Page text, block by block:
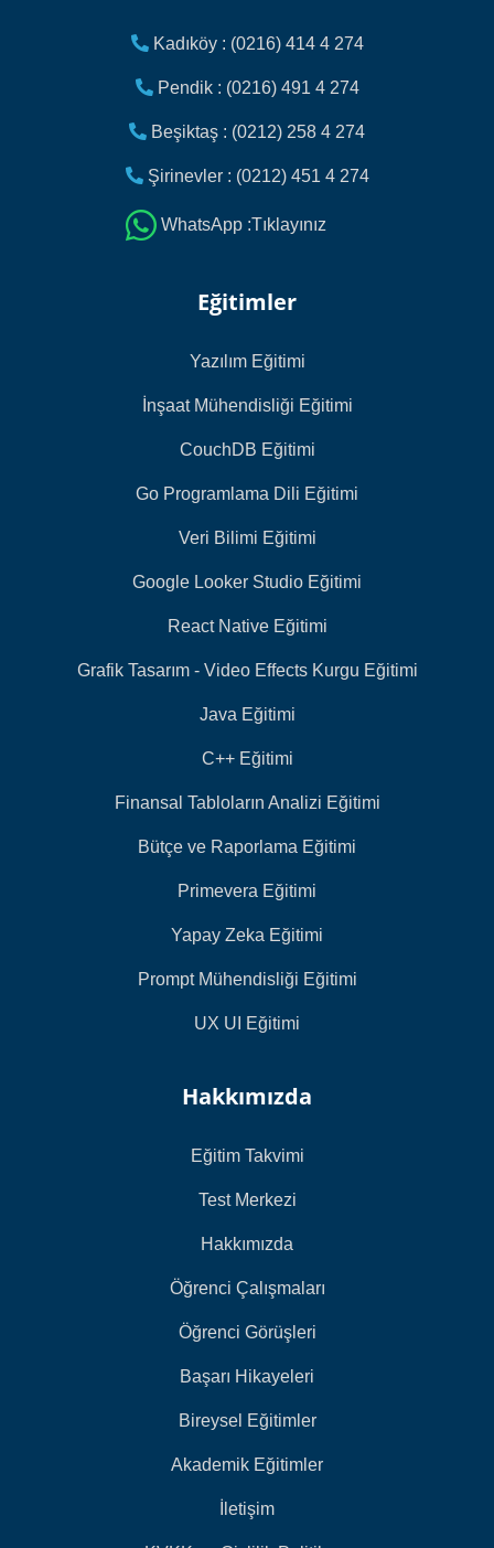
Kadıköy : (0216) 414 4 274
Pendik : (0216) 491 4 274
Beşiktaş : (0212) 258 4 274
Şirinevler : (0212) 451 4 274
WhatsApp :Tıklayınız
Eğitimler
Yazılım Eğitimi
İnşaat Mühendisliği Eğitimi
CouchDB Eğitimi
Go Programlama Dili Eğitimi
Veri Bilimi Eğitimi
Google Looker Studio Eğitimi
React Native Eğitimi
Grafik Tasarım - Video Effects Kurgu Eğitimi
Java Eğitimi
C++ Eğitimi
Finansal Tabloların Analizi Eğitimi
Bütçe ve Raporlama Eğitimi
Primevera Eğitimi
Yapay Zeka Eğitimi
Prompt Mühendisliği Eğitimi
UX UI Eğitimi
Hakkımızda
Eğitim Takvimi
Test Merkezi
Hakkımızda
Öğrenci Çalışmaları
Öğrenci Görüşleri
Başarı Hikayeleri
Bireysel Eğitimler
Akademik Eğitimler
İletişim